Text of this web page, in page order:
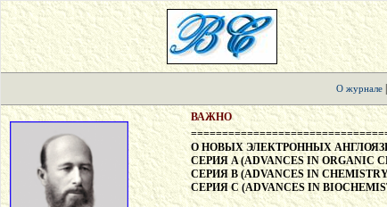
О журнале|
ВАЖНО
О НОВЫХ ЭЛЕКТРОННЫХ
СЕРИЯ A (ADVANCES IN ORGANIC
СЕРИЯ B (ADVANCES IN
СЕРИЯ С (ADVANCES IN